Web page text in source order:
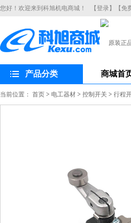
您好！欢迎来到科旭机电商城！ 【登录】 【免
产品分类 商城首
当前位置： 首页 > 电工器材 > 控制开关 > 行程